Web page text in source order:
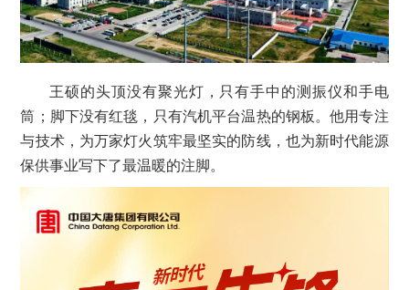
王硕的头顶没有聚光灯，只有手中的测振仪和手电
筒；脚下没有红毯，只有汽机平台温热的钢板。他用专注
与技术，为万家灯火筑牢最坚实的防线，也为新时代能源
保供事业写下了最温暖的注脚。